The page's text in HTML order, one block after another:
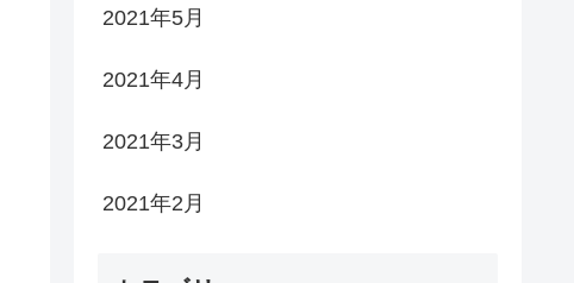
2021年5月
2021年4月
2021年3月
2021年2月